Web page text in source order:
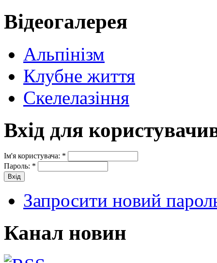
Відеогалерея
Альпінізм
Клубне життя
Скелелазіння
Вхід для
Ім'я користувача: *
Пароль: *
Запросити новий
Канал новин